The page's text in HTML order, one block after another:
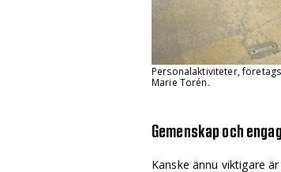
Personalaktiviteter,
Marie Torén.
Gemenskap och
Kanske ännu viktigare